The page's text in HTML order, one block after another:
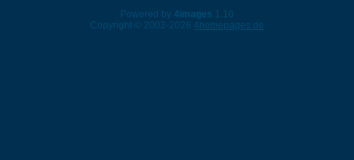
Powered by 4images 1.10
Copyright © 2002-2026 4homepages.de